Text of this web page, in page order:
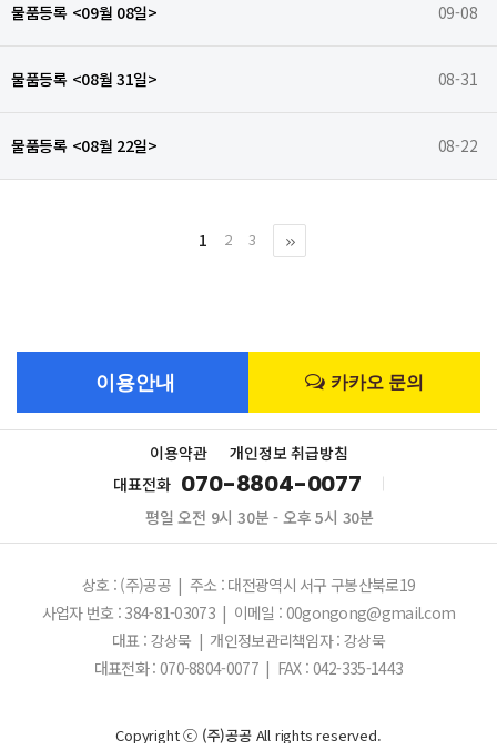
물품등록 <09월 08일> 09-08
물품등록 <08월 31일> 08-31
물품등록 <08월 22일> 08-22
1 2
3
이용안내 카카오 문의
이용약관
개인정보 취급방침
대표전화 070-8804-0077
평일 오전 9시 30분 - 오후 5시 30분
상호 : (주)공공 | 주소 : 대전광역시 서구 구봉산북로19
사업자 번호 : 384-81-03073 | 이메일 : 00gongong@gmail.com
대표 : 강상묵 | 개인정보관리책임자 : 강상묵
대표전화 : 070-8804-0077 | FAX : 042-335-1443
Copyright ⓒ (주)공공All rights reserved.